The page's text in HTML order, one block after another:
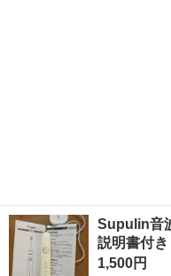
Supulin音
説明書付き
1,500円